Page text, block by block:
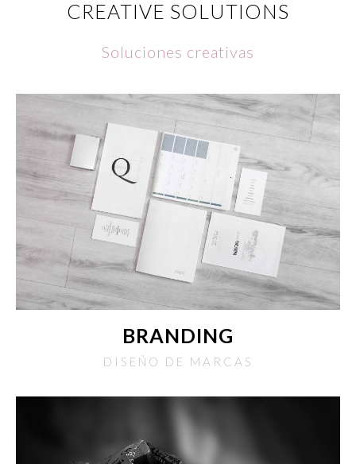
CREATIVE SOLUTIONS
Soluciones creativas
BRANDING
DISEÑO DE MARCAS